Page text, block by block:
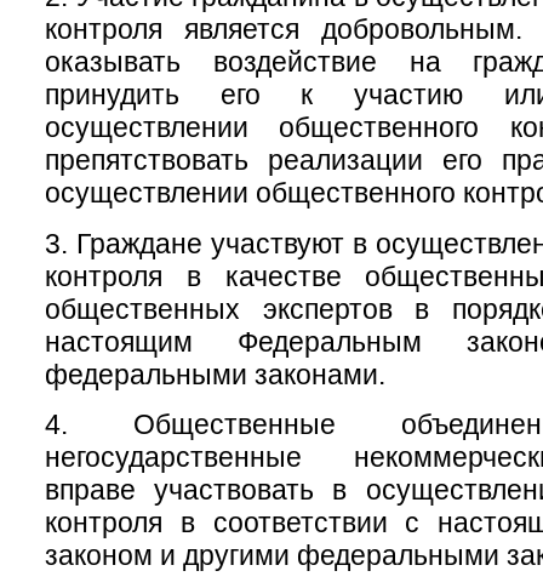
контроля является
оказывать воздействие на
принудить его к участию
осуществлении общественного
препятствовать реализации его
осуществлении общественного
3. Граждане участвуют в
контроля в качестве
общественных экспертов в
настоящим Федеральным
федеральными законами.
4. Общественные
негосударственные
вправе участвовать в
контроля в соответствии с
законом и другими федеральными